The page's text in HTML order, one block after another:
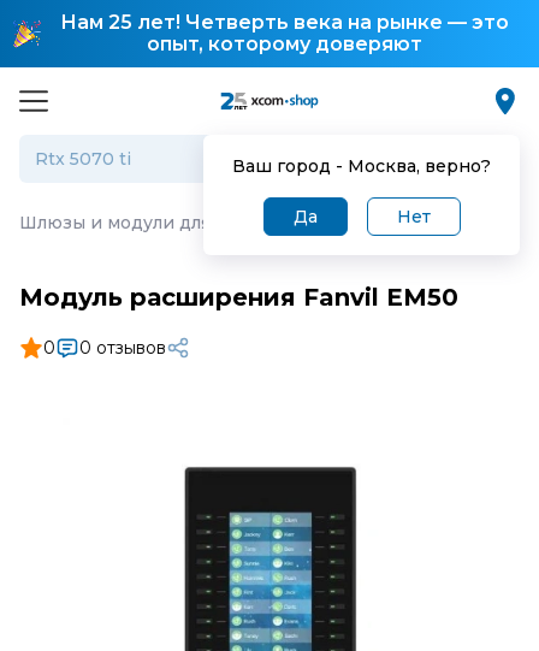
Нам 25 лет! Четверть века на рынке — это
опыт, которому доверяют
Ваш город - Москва, верно?
Да Нет
Шлюзы и модули для IP-телефонии Модуль
Модуль расширения Fanvil EM50
0 0 отзывов